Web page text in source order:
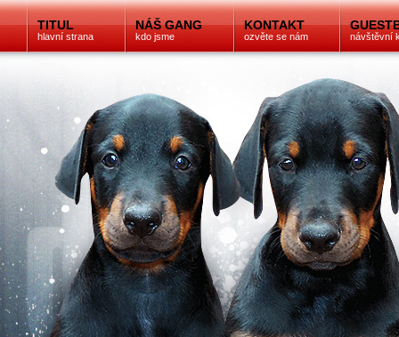
TITUL
hlavní strana
NÁŠ GANG
kdo jsme
KONTAKT
ozvěte se nám návštěvní